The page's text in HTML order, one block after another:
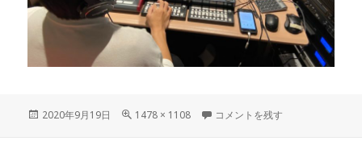
投
2020年9月19日
フ
1478 × 1108 コメントを残す